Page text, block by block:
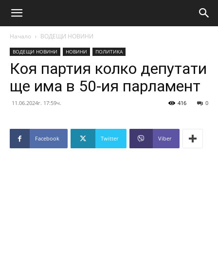
Начало ВОДЕЩИ НОВИНИ
ВОДЕЩИ НОВИНИ НОВИНИ ПОЛИТИКА
Коя партия колко депутати
ще има в 50-ия парламент
11.06.2024г. 17:59ч. 0
416
Facebook Twitter Viber